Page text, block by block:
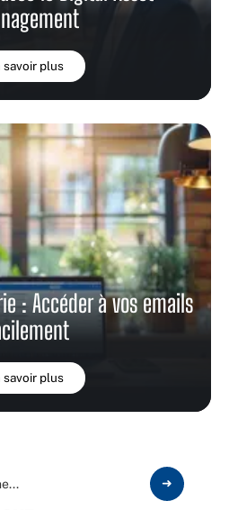
savoir plus
: Accéder à vos emails
savoir plus